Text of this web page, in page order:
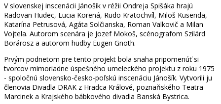
V slovenskej inscenácii Jánošík v réžii Ondreja Spišáka hrajú
Radovan Hudec, Lucia Korená, Rudo Kratochvíl, Miloš Kusenda,
Katarína Petrusová, Agáta Solčianska, Roman Valkovič a Milan
Vojtela. Autorom scenára je Jozef Mokoš, scénografom Szilárd
Borárosz a autorom hudby Eugen Gnoth.
Prvým podnetom pre tento projekt bola snaha pripomenúť si
tvorcov mimoriadne úspešného umeleckého projektu z roku 1975
- spoločnú slovensko-česko-poľskú inscenáciu Jánošík. Vytvorili ju
členovia Divadla DRAK z Hradca Králové, poznaňského Teatra
Marcinek a Krajského bábkového divadla Banská Bystrica.